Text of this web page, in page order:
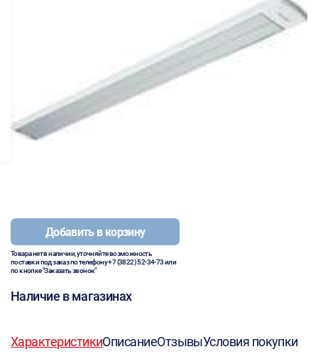
Добавить в корзину
Товара нет в наличии, уточняйте возможность
поставки под заказ по телефону+7 (3822) 52-34-73или
по кнопке "Заказать звонок"
Наличие в магазинах
ХарактеристикиОписаниеОтзывыУсловия покупки